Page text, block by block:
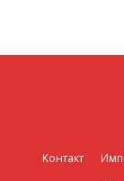
Контакт